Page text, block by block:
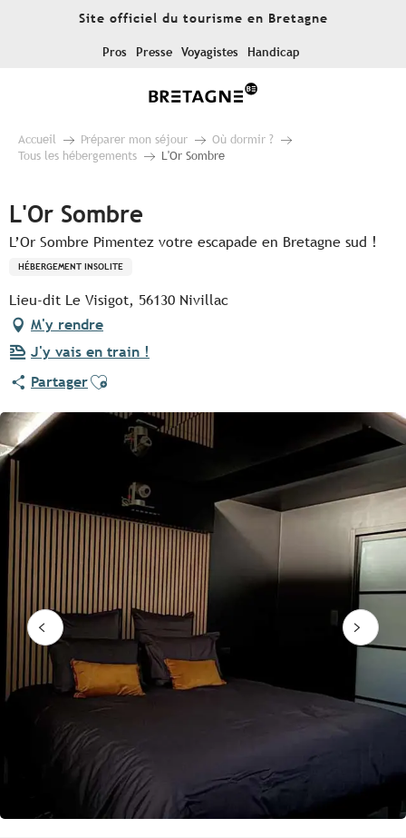
Site officiel du tourisme en Bretagne
Pros Presse Voyagistes Handicap
Accueil Préparer mon séjour
Où dormir ?
Tous les hébergements
L'Or Sombre
L'Or Sombre
L’Or Sombre Pimentez votre escapade en Bretagne sud !
HÉBERGEMENT INSOLITE
Lieu-dit Le Visigot, 56130 Nivillac
M'y rendre
J'y vais en train !
PartagerAjouter aux favoris